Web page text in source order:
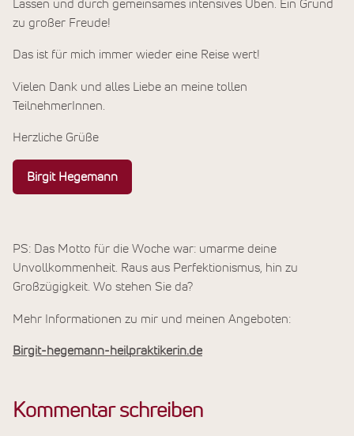
Lassen und durch gemeinsames intensives Üben. Ein Grund
zu großer Freude!
Das ist für mich immer wieder eine Reise wert!
Vielen Dank und alles Liebe an meine tollen
TeilnehmerInnen.
Herzliche Grüße
Birgit Hegemann
PS: Das Motto für die Woche war: umarme deine
Unvollkommenheit. Raus aus Perfektionismus, hin zu
Großzügigkeit. Wo stehen Sie da?
Mehr Informationen zu mir und meinen Angeboten:
Birgit-hegemann-heilpraktikerin.de
Kommentar schreiben